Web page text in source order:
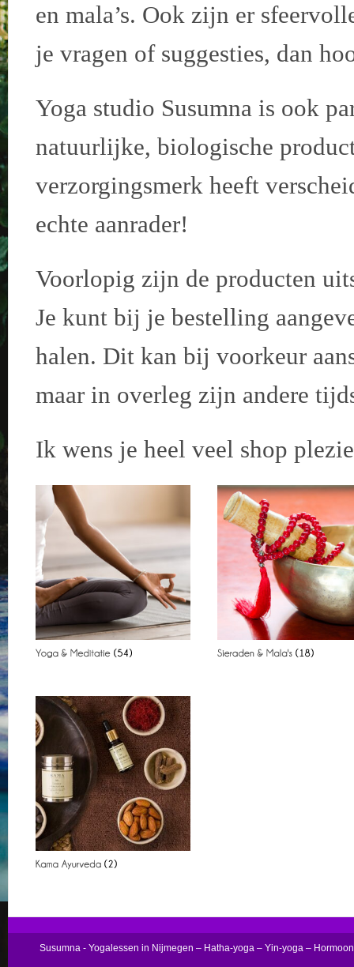
en mala’s. Ook zijn er
je vragen of suggesties, dan
Yoga studio Susumna is ook
natuurlijke, biologische
verzorgingsmerk heeft
echte aanrader!
Voorlopig zijn de producten
Je kunt bij je bestelling
halen. Dit kan bij voorkeur
maar in overleg zijn andere
Ik wens je heel veel shop
Susumna - Yogalessen in Nijmegen – Hatha-yoga – Yin-yoga –